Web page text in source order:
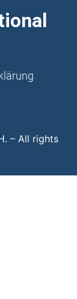
– All rights